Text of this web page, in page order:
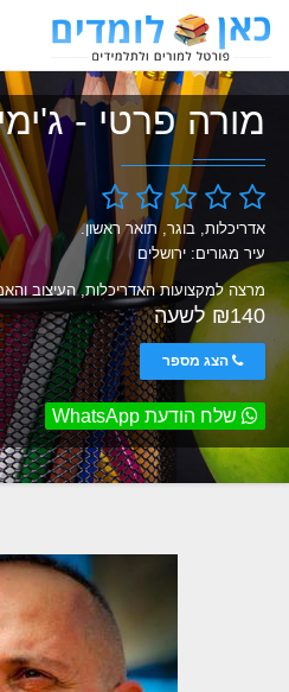
מורה פרטי -
אדריכלות, בוגר, תואר ראשון.
עיר מגורים: ירושלים
מרצה למקצועות האדריכלות, העיצוב
₪140 לשעה
הצג מספר
שלח הודעת WhatsApp